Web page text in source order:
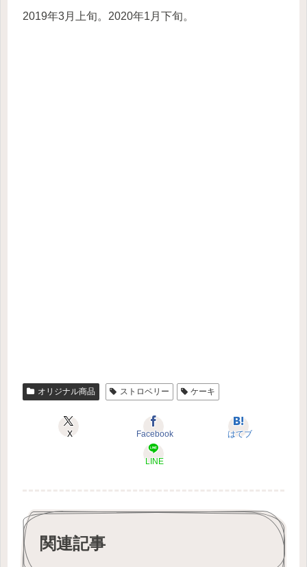
2019年3月上旬。2020年1月下旬。
オリジナル商品 ストロベリー ケーキ
X Facebook はてブ
LINE
関連記事